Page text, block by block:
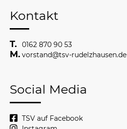
Kontakt
0162 870 90 53
vorstand@tsv-rudelzhausen.de
Social Media
TSV auf Facebook